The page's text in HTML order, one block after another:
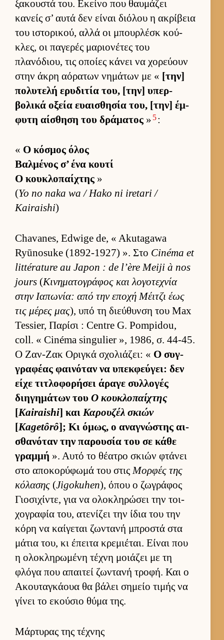
ξακου­στά του. Εκείνο που θαυ­μάζει
κανείς σ’ αυτά δεν εί­ναι διόλου η ακρίβεια
του ιστορικού, αλλά οι μπουρ­λέσκ κού­
κλες, οι παγερές μαριο­νέτες του
πλανόδιου, τις οποίες κάνει να χορεύ­ουν
στην άκρη αόρατων νημάτων με « [την]
πολυτελή ερυδιτία του, [την] υπερ­
βολικά οξεία ευαι­σθησία του, [την] έμ­
φυτη αί­σθηση του δράματος » 5:
« Ο κόσμος όλος
Βαλ­μένος σ’ ένα κουτί
Ο κου­κλοπαί­χτης »
(Yo no naka wa / Hako ni iretari /
Kairaishi)
Chavanes, Edwige de, « Akutagawa
Ryūnosuke (1892-1927) ». Στο Cinéma et
littérature au Japon : de l’ère Meiji à nos
jours (Κινηματογράφος και λογοτεχνία
στην Ια­πωνία: από την εποχή Μέιτζι έως
τις μέρες μας), υπό τη διεύ­θυνση του Max
Tessier, Παρίσι : Centre G. Pompidou,
coll. « Cinéma singulier », 1986, σ. 44-45.
Ο Ζαν-Ζακ Οριγκά σχολιάζει: « Ο συγ­
γραφέας φαι­νόταν να υπεκ­φεύ­γει: δεν
είχε τιτλοφορήσει άραγε συλ­λογές
διηγημάτων του Ο κου­κλοπαί­χτης
[Kairaishi] και Καρου­ζέλ σκιών
[Kagetôrô]; Κι όμως, ο αναγνώστης αι­
σθανόταν την παρου­σία του σε κάθε
γραμμή ». Αυτό το θέατρο σκιών φτάνει
στο αποκορύφωμά του στιςΜορ­φές της
κόλασης (Jigokuhen), όπου ο ζωγράφος
Γιο­σιχίντε, για να ολοκληρώσει την τοι­
χογραφία του, ατενίζει την ίδια του την
κόρη να καί­γεται ζωντανή μπροστά στα
μάτια του, κι έπειτα κρεμιέται. Εί­ναι που
η ολοκληρωμένη τέχνη μοιάζει με τη
φλόγα που απαι­τεί ζωντανή τροφή. Και ο
Ακου­ταγκάουα θα βάλει σημείο τιμής να
γίνει το εκού­σιο θύμα της.
Μάρτυρας της τέχνης